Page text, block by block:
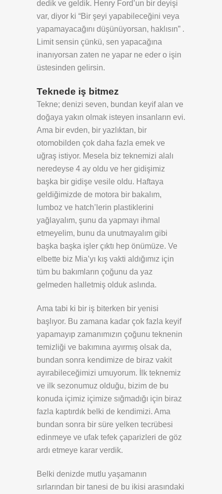
dedik ve geldik. Henry Ford’un bir deyişi
var, diyor ki “Bir şeyi yapabileceğini veya
yapamayacağını düşünüyorsan, haklısın” .
Limit sensin çünkü, sen yapacağına
inanıyorsan zaten ne yapar ne eder o işin
üstesinden gelirsin.
Teknede iş bitmez
Tekne; denizi seven, bundan keyif alan ve
doğaya yakın olmak isteyen insanların evi.
Ama bir evden, bir yazlıktan, bir
otomobilden çok daha fazla emek ve
uğraş istiyor. Mesela biz teknemizi alalı
neredeyse 4 ay oldu ve her gidişimiz
başka bir gidişe vesile oldu. Haftaya
geldiğimizde de motora bir bakalım,
lumboz ve hatch’lerin plastiklerini
yağlayalım, şunu da yapmayı ihmal
etmeyelim, bunu da unutmayalım gibi
başka başka işler çıktı hep önümüze. Ve
elbette biz Mia’yı kış vakti aldığımız için
tüm bu bakımların çoğunu da yaz
gelmeden halletmiş olduk aslında.
Ama tabi ki bir iş biterken bir yenisi
başlıyor. Bu zamana kadar çok fazla keyif
yapamayıp zamanımızın çoğunu teknenin
temizliği ve bakımına ayırmış olsak da,
bundan sonra kendimize de biraz vakit
ayırabileceğimizi umuyorum. İlk teknemiz
ve ilk sezonumuz olduğu, bizim de bu
konuda içimiz içimize sığmadığı için biraz
fazla kaptırdık belki de kendimizi. Ama
bundan sonra bir süre yelken tecrübesi
edinmeye ve ufak tefek çaparizleri de göz
ardı etmeye karar verdik.
Belki denizde mutlu yaşamanın
sırlarından bir tanesi de bu ikisi arasındaki